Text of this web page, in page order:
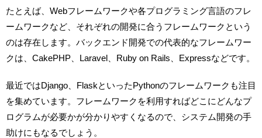
たとえば、Webフレームワークや各プログラミング言語のフレ
ームワークなど、それぞれの開発に合うフレームワークという
のは存在します。バックエンド開発での代表的なフレームワー
クは、CakePHP、Laravel、Ruby on Rails、Expressなどです。
最近ではDjango、FlaskといったPythonのフレームワークも注目
を集めています。フレームワークを利用すればどこにどんなプ
ログラムが必要かが分かりやすくなるので、システム開発の手
助けにもなるでしょう。